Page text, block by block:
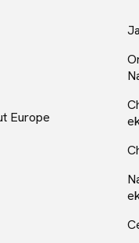
Europe